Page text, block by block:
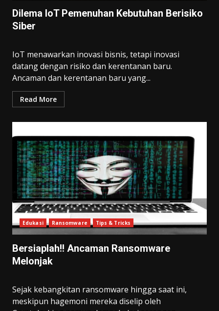
Dilema IoT Pemenuhan Kebutuhan Berisiko
Siber
IoT menawarkan inovasi bisnis, tetapi inovasi
datang dengan risiko dan kerentanan baru.
Ancaman dan kerentanan baru yang...
Read More
Edukasi Ransomware Tips & Tricks
Bersiaplah!! Ancaman Ransomware
Melonjak
Sejak kebangkitan ransomware hingga saat ini,
meskipun hagemoni mereka diselip oleh